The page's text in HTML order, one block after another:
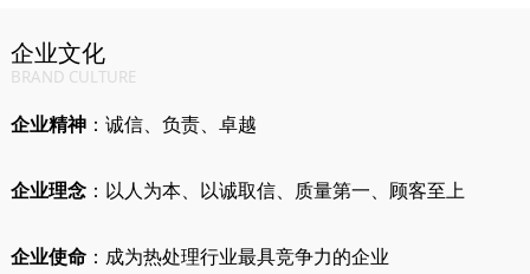
企业文化
BRAND CULTURE
企业精神：诚信、负责、卓越
企业理念：以人为本、以诚取信、质量第一、顾客至上
企业使命：成为热处理行业最具竞争力的企业